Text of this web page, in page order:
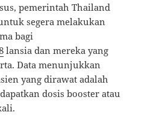
pemerintah Thailand
segera melakukan
bagi
lansia dan mereka yang
Data menunjukkan
yang dirawat adalah
dosis booster atau